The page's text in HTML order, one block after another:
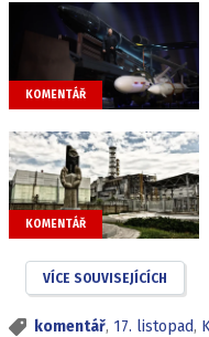
KOMENTÁŘ
KOMENTÁŘ
VÍCE SOUVISEJÍCÍCH
komentář, 17. listopad,